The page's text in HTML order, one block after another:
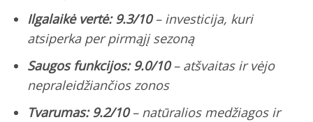
Ilgalaikė vertė: 9.3/10– investicija, kuri
atsiperka per pirmąjį sezoną
Saugos funkcijos: 9.0/10– atšvaitas ir vėjo
nepraleidžiančios zonos
Tvarumas: 9.2/10– natūralios medžiagos ir